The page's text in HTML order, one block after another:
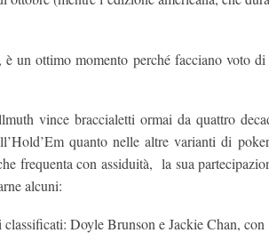
un ottimo momento perché facciano voto
vince braccialetti ormai da quattro
quanto nelle altre varianti di
frequenta con assiduità, la sua
alcuni:
Doyle Brunson e Jackie Chan, con